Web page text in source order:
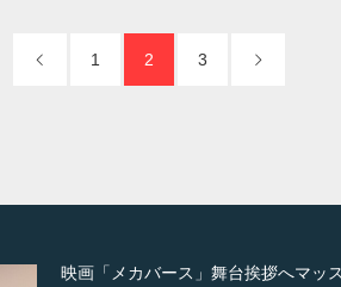
1 2 3
【TV】NHK BS「COOL JAPAN 」に